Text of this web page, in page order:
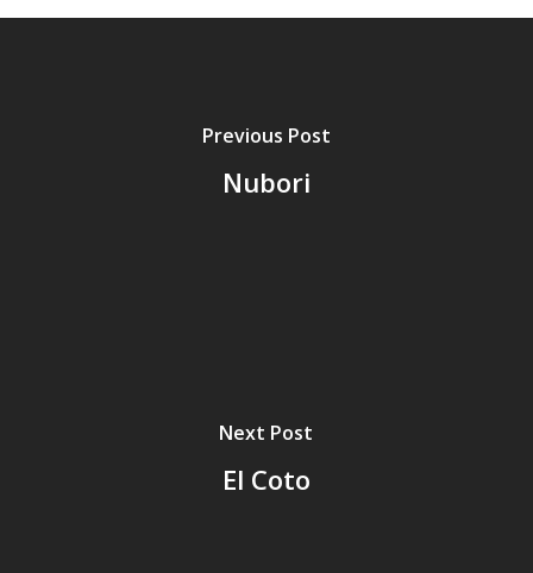
Previous Post
Nubori
Next Post
El Coto